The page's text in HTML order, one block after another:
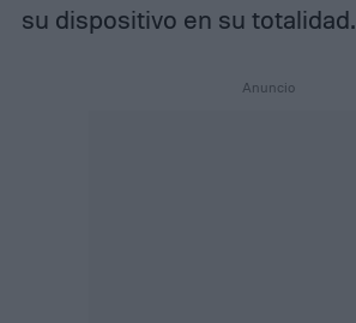
su dispositivo en su totalidad.